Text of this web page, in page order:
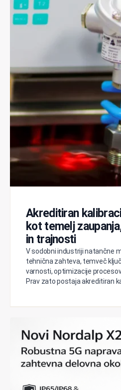
Akreditiran
kot temelj
in trajnosti
V sodobni industriji natančne
tehnična zahteva, temveč
varnosti, optimizacije
Prav zato postaja akreditiran